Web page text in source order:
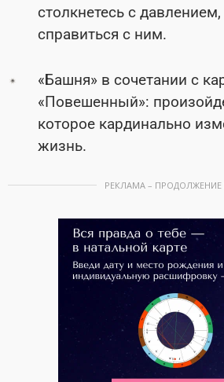
столкнетесь с
справиться с ним.
«Башня» в сочетании с
«Повешенный»:
которое кардинально
жизнь.
РЕКЛАМА – ПРОДОЛЖЕНИЕ